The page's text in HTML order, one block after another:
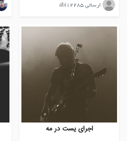
ارسالی abi12285
اجرای یست در مه